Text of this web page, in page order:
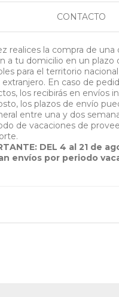
CONTACTO
realices la compra de una
a tu domicilio en un plazo
para el territorio
extranjero. En caso de
los recibirás en envíos
los plazos de envío
entre una y dos
de vacaciones de
DEL 4 al 21 de
envíos por periodo